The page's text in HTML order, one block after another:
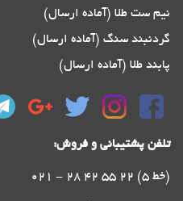
نیم ست طلا (آماده ارسال)
گردنبند سنگ (آماده ارسال)
پابند طلا (آماده ارسال)
تلفن پشتیبانی و فروش:
021 - 28 42 55 22 (5 خط)